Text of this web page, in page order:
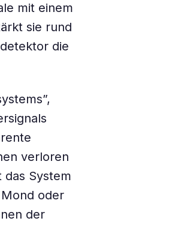
mit einem
sie rund
die
verloren
das System
oder
der